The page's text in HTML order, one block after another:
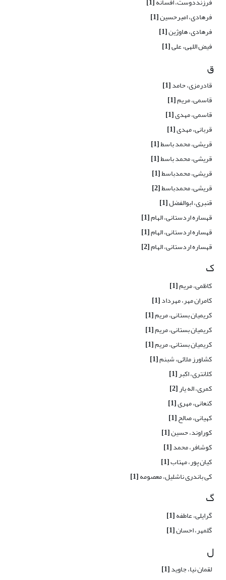
فرهادی، امیرحسین[1]
فرهادی، هاوژین[1]
فیض اللهی، علی[1]
ق
قادرمزی، حامد[1]
قاسمی، مریم[1]
قاسمی، مهدی[1]
قربانی، مهدی[1]
قریشی، محمد باسط[1]
قریشی، محمد باسط[1]
قریشی، محمدباسط[1]
قریشی، محمدباسط[2]
قنبری، ابوالفضل[1]
قهساره اردستانی، الهام[1]
قهساره اردستانی، الهام[1]
قهساره اردستانی، الهام[2]
ک
کاظمی، مریم[1]
کامران مهر، مهرداد[1]
کریمیان بستانی، مریم[1]
کریمیان بستانی، مریم[1]
کریمیان بستانی، مریم[1]
کشاورز ملائی، شبنم[1]
کلانتری، اکبر[1]
کمری، اله یار[2]
کنعانی، مهری[1]
کهیانی، صالح[1]
کوراوند، حسین[1]
کوشافر، محمد[1]
کیان پور، مهتاب[1]
کی باندری ناشلیل، معصومه[1]
گ
گرایلی، عاطفه[1]
گلمهر، احسان[1]
ل
لقمان نیا، جاوید[1]